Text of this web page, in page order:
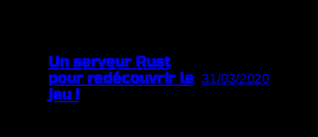
Un serveur Rust
pour redécouvrir le
jeu !
31/03/2020